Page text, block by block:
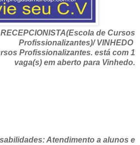
RECEPCIONISTA(Escola de Cursos
Profissionalizantes)/ VINHEDO
Profissionalizantes. está com 1
vaga(s) em aberto para Vinhedo.
Atendimento a alunos e